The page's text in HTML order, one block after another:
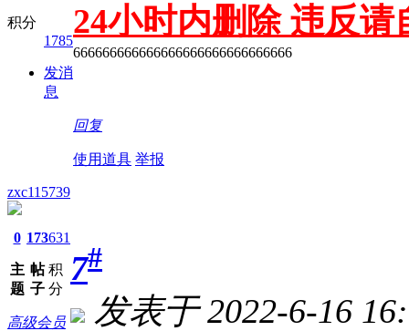
积分
1785
发消
息
24小时内删除 违反
666666666666666666666666666666
回复
使用道具 举报
zxc115739
0
主
题
173
帖
子
631
积
分
高级会员
7#
发表于 2022-6-16